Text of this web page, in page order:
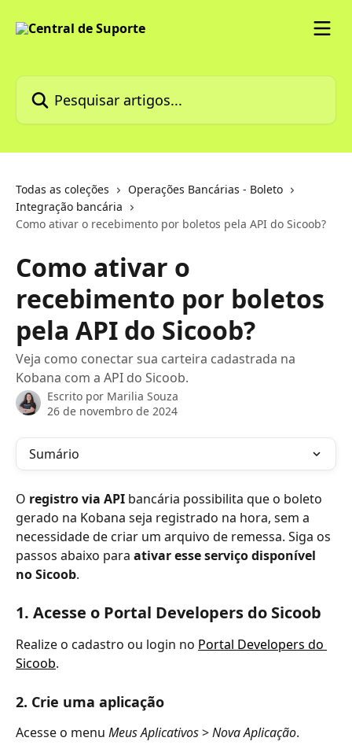
Pesquisar artigos...
Todas as coleções
Operações Bancárias - Boleto
Integração bancária
Como ativar o recebimento por boletos pela API do Sicoob?
Como ativar o
recebimento por boletos
pela API do Sicoob?
Veja como conectar sua carteira cadastrada na
Kobana com a API do Sicoob.
Escrito por Marilia Souza
26 de novembro de 2024
Sumário
O registro via API bancária possibilita que o boleto
gerado na Kobana seja registrado na hora, sem a
necessidade de criar um arquivo de remessa. Siga os
passos abaixo para ativar esse serviço disponível
no Sicoob.
1. Acesse o Portal Developers do Sicoob
Realize o cadastro ou login no Portal Developers do
Sicoob.
2. Crie uma aplicação
Acesse o menu Meus Aplicativos > Nova Aplicação.